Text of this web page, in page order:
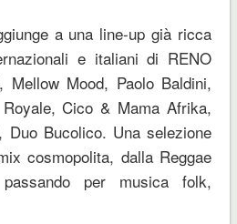
a una line-up già ricca
e italiani di RENO
Mellow Mood, Paolo Baldini,
Cico & Mama Afrika,
Duo Bucolico. Una selezione
cosmopolita, dalla Reggae
per musica folk,